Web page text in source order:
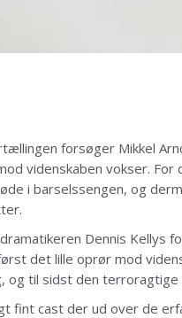
forsøger Mikkel
videnskaben vokser.
i barselssengen, og
Dennis Kellys
det lille oprør mod
og til sidst den
fint cast der ud over de